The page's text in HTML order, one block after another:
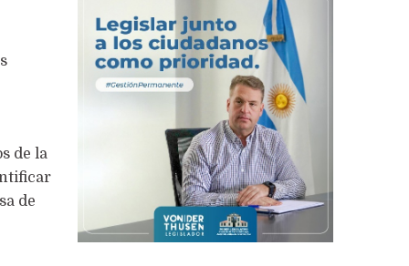
de la
de